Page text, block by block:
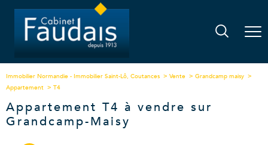
Immobilier Normandie - Immobilier Saint-Lô, Coutances Vente
Grandcamp maisy
Appartement
T4
Appartement T4 à vendre sur
Grandcamp-Maisy